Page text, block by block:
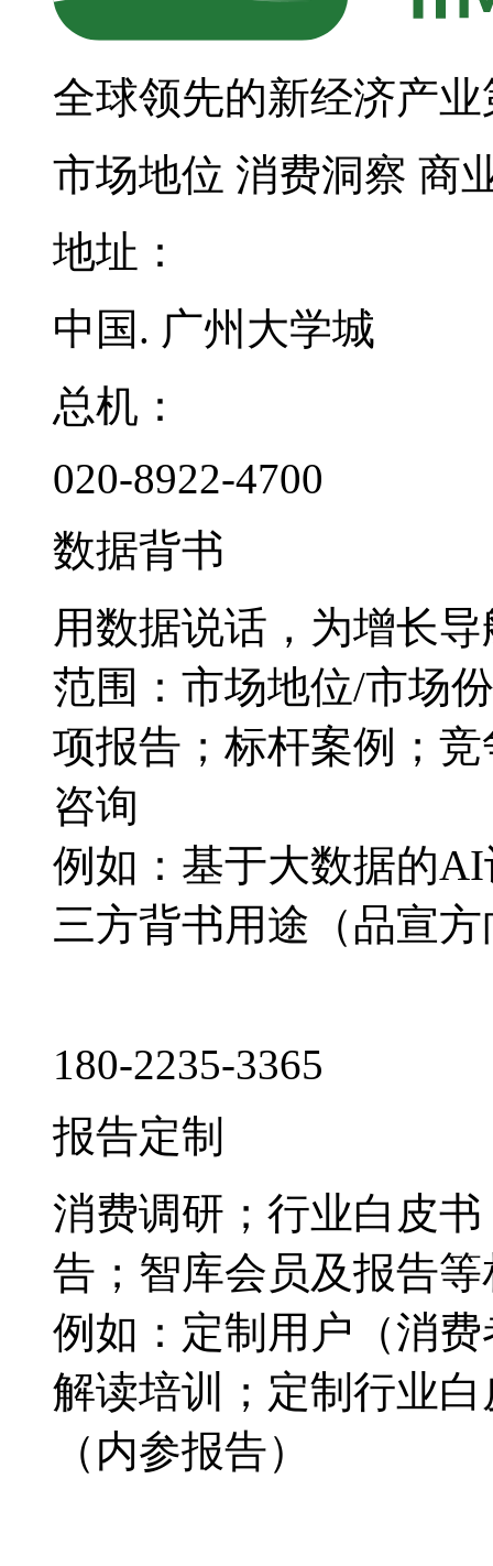
全球领先的新经济产
市场地位 消费洞察 商
地址：
中国. 广州大学城
总机：
020-8922-4700
数据背书
用数据说话，为增长导
范围：市场地位/市场
项报告；标杆案例；
咨询
例如：基于大数据的
三方背书用途（品宣
180-2235-3365
报告定制
消费调研；行业白皮
告；智库会员及报告
例如：定制用户（消
解读培训；定制行业
（内参报告）